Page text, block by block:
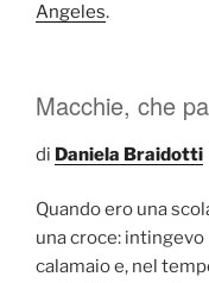
Angeles.
Macchie, che
di Daniela Braidotti
Quando ero una
una croce: intingevo
calamaio e, nel